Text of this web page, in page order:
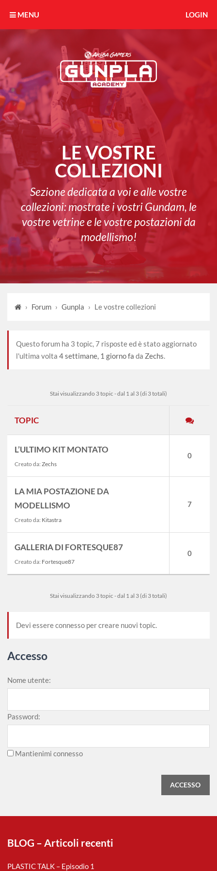
MENU LOGIN
LE VOSTRE
COLLEZIONI
Sezione dedicata a voi e alle vostre
collezioni: mostrate i vostri Gundam, le
vostre vetrine e le vostre postazioni da
modellismo!
› Forum › Gunpla › Le vostre collezioni
Questo forum ha 3 topic, 7 risposte ed è stato aggiornato
l'ultima volta 4 settimane, 1 giorno fa da Zechs.
Stai visualizzando 3 topic - dal 1 al 3 (di 3 totali)
TOPIC
L’ULTIMO KIT MONTATO
Creato da: Zechs
0
LA MIA POSTAZIONE DA
MODELLISMO
Creato da: Kitastra
7
GALLERIA DI FORTESQUE87
Creato da: Fortesque87
0
Stai visualizzando 3 topic - dal 1 al 3 (di 3 totali)
Devi essere connesso per creare nuovi topic.
Accesso
Nome utente:
Password:
Mantienimi connesso
ACCESSO
BLOG – Articoli recenti
PLASTIC TALK – Episodio 1